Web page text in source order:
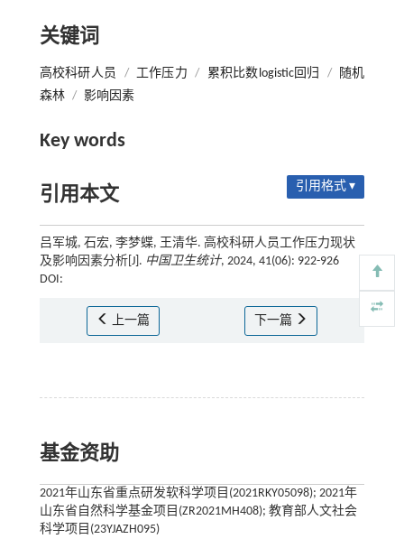
关键词
高校科研人员 / 工作压力 / 累积比数logistic回归 /
随机
森林 / 影响因素
Key words
引用本文 引用格式 ▾
吕军城, 石宏, 李梦蝶, 王清华. 高校科研人员工作压力现状
及影响因素分析[J]. 中国卫生统计, 2024, 41(06): 922-926
DOI:
上一篇 下一篇
基金资助
2021年山东省重点研发软科学项目(2021RKY05098); 2021年
山东省自然科学基金项目(ZR2021MH408); 教育部人文社会
科学项目(23YJAZH095)